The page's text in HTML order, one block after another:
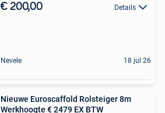
€ 200,00 Details
Nevele 18 jul 26
Nieuwe Euroscaffold Rolsteiger 8m
Werkhoogte € 2479 EX BTW